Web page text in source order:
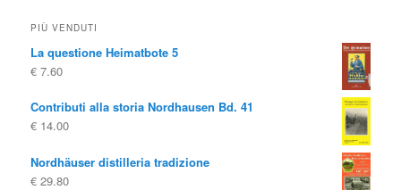
PIÙ VENDUTI
La questione Heimatbote 5
€ 7.60
Contributi alla storia Nordhausen Bd. 41
€ 14.00
Nordhäuser distilleria tradizione
€ 29.80